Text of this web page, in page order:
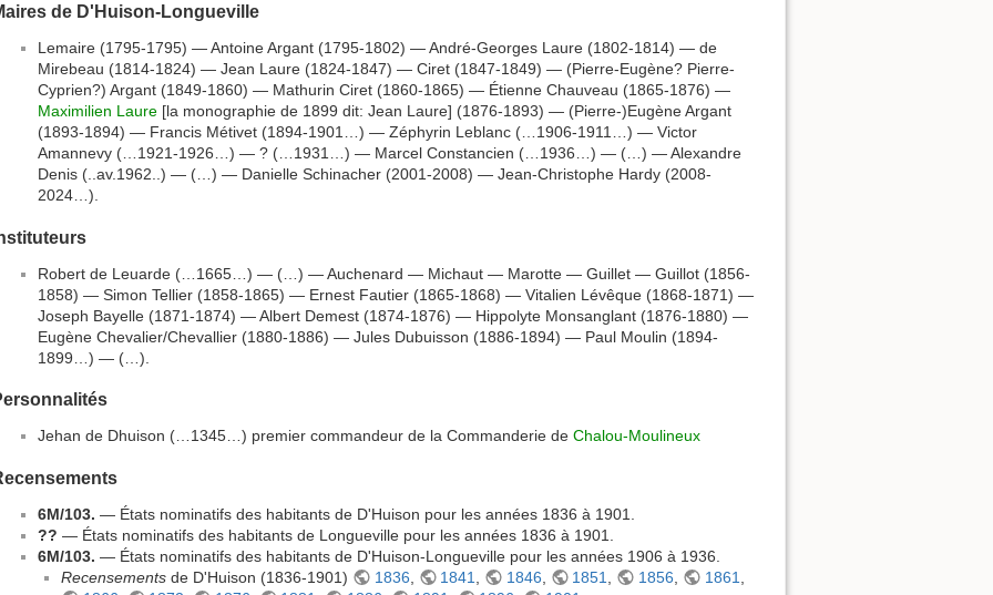
de D'Huison-Longueville
Lemaire (1795-1795) — Antoine Argant (1795-1802) — André-Georges Laure (1802-1814) — de
Mirebeau (1814-1824) — Jean Laure (1824-1847) — Ciret (1847-1849) — (Pierre-Eugène? Pierre-
Cyprien?) Argant (1849-1860) — Mathurin Ciret (1860-1865) — Étienne Chauveau (1865-1876) —
Maximilien Laure [la monographie de 1899 dit: Jean Laure] (1876-1893) — (Pierre-)Eugène Argant
(1893-1894) — Francis Métivet (1894-1901…) — Zéphyrin Leblanc (…1906-1911…) — Victor
Amannevy (…1921-1926…) — ? (…1931…) — Marcel Constancien (…1936…) — (…) — Alexandre
Denis (..av.1962..) — (…) — Danielle Schinacher (2001-2008) — Jean-Christophe Hardy (2008-
2024…).
Robert de Leuarde (…1665…) — (…) — Auchenard — Michaut — Marotte — Guillet — Guillot (1856-
1858) — Simon Tellier (1858-1865) — Ernest Fautier (1865-1868) — Vitalien Lévêque (1868-1871) —
Joseph Bayelle (1871-1874) — Albert Demest (1874-1876) — Hippolyte Monsanglant (1876-1880) —
Eugène Chevalier/Chevallier (1880-1886) — Jules Dubuisson (1886-1894) — Paul Moulin (1894-
1899…) — (…).
Jehan de Dhuison (…1345…) premier commandeur de la Commanderie de Chalou-Moulineux
6M/103. — États nominatifs des habitants de D'Huison pour les années 1836 à 1901.
?? — États nominatifs des habitants de Longueville pour les années 1836 à 1901.
6M/103. — États nominatifs des habitants de D'Huison-Longueville pour les années 1906 à 1936.
Recensements de D'Huison (1836-1901) 1836 1841 1846 1851 1856 1861